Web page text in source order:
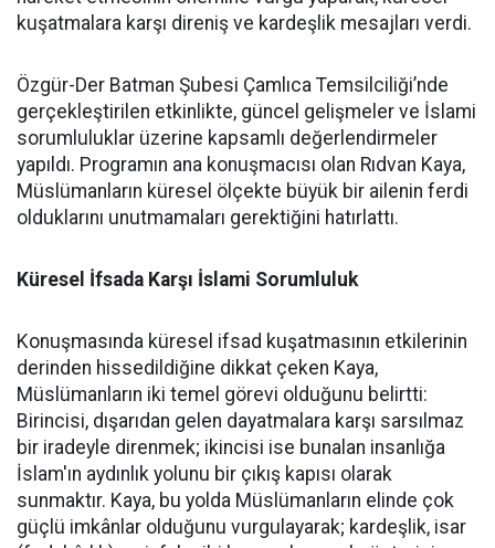
kuşatmalara karşı direniş ve kardeşlik mesajları verdi.
Özgür-Der Batman Şubesi Çamlıca Temsilciliği’nde
gerçekleştirilen etkinlikte, güncel gelişmeler ve İslami
sorumluluklar üzerine kapsamlı değerlendirmeler
yapıldı. Programın ana konuşmacısı olan Rıdvan Kaya,
Müslümanların küresel ölçekte büyük bir ailenin ferdi
olduklarını unutmamaları gerektiğini hatırlattı.
Küresel İfsada Karşı İslami Sorumluluk
Konuşmasında küresel ifsad kuşatmasının etkilerinin
derinden hissedildiğine dikkat çeken Kaya,
Müslümanların iki temel görevi olduğunu belirtti:
Birincisi, dışarıdan gelen dayatmalara karşı sarsılmaz
bir iradeyle direnmek; ikincisi ise bunalan insanlığa
İslam'ın aydınlık yolunu bir çıkış kapısı olarak
sunmaktır. Kaya, bu yolda Müslümanların elinde çok
güçlü imkânlar olduğunu vurgulayarak; kardeşlik, isar